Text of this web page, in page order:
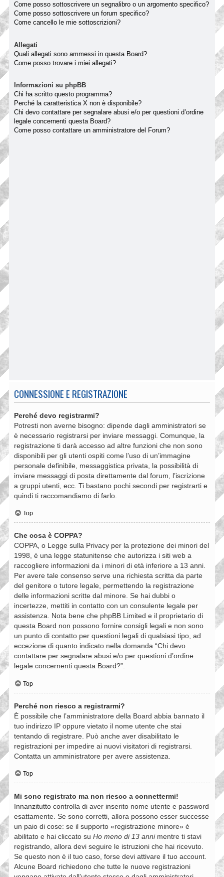
Come posso sottoscrivere un segnalibro o un argomento specifico?
Come posso sottoscrivere un forum specifico?
Come cancello le mie sottoscrizioni?
Allegati
Quali allegati sono ammessi in questa Board?
Come posso trovare i miei allegati?
Informazioni su phpBB
Chi ha scritto questo programma?
Perché la caratteristica X non è disponibile?
Chi devo contattare per segnalare abusi e/o per questioni d’ordine
legale concernenti questa Board?
Come posso contattare un amministratore del Forum?
CONNESSIONE E REGISTRAZIONE
Perché devo registrarmi?
Potresti non averne bisogno: dipende dagli amministratori se
è necessario registrarsi per inviare messaggi. Comunque, la
registrazione ti darà accesso ad altre funzioni che non sono
disponibili per gli utenti ospiti come l’uso di un’immagine
personale definibile, messaggistica privata, la possibilità di
inviare messaggi di posta direttamente dal forum, l’iscrizione
a gruppi utenti, ecc. Ti bastano pochi secondi per registrarti e
quindi ti raccomandiamo di farlo.
Top
Che cosa è COPPA?
COPPA, o Legge sulla Privacy per la protezione dei minori del
1998, è una legge statunitense che autorizza i siti web a
raccogliere informazioni da i minori di età inferiore a 13 anni.
Per avere tale consenso serve una richiesta scritta da parte
del genitore o tutore legale, permettendo la registrazione
delle informazioni scritte dal minore. Se hai dubbi o
incertezze, mettiti in contatto con un consulente legale per
assistenza. Nota bene che phpBB Limited e il proprietario di
questa Board non possono fornire consigli legali e non sono
un punto di contatto per questioni legali di qualsiasi tipo, ad
eccezione di quanto indicato nella domanda “Chi devo
contattare per segnalare abusi e/o per questioni d’ordine
legale concernenti questa Board?”.
Top
Perché non riesco a registrarmi?
È possibile che l’amministratore della Board abbia bannato il
tuo indirizzo IP oppure vietato il nome utente che stai
tentando di registrare. Può anche aver disabilitato le
registrazioni per impedire ai nuovi visitatori di registrarsi.
Contatta un amministratore per avere assistenza.
Top
Mi sono registrato ma non riesco a connettermi!
Innanzitutto controlla di aver inserito nome utente e password
esattamente. Se sono corretti, allora possono esser successe
un paio di cose: se il supporto «registrazione minore» è
abilitato e hai cliccato su Ho meno di 13 annimentre ti stavi
registrando, allora devi seguire le istruzioni che hai ricevuto.
Se questo non è il tuo caso, forse devi attivare il tuo account.
Alcune Board richiedono che tutte le nuove registrazioni